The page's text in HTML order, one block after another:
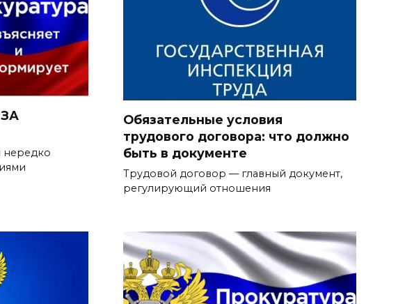
нередко
Обязательные условия
трудового договора: что должно
быть в документе
Трудовой договор — главный документ,
регулирующий отношения